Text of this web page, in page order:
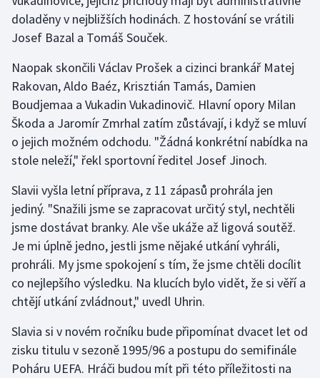
Stolní tenis
Triatlon
Veslování
Vodní slalom
Volejbal
Ostatní
doladěny v nejbližších hodinách. Z hostování se vrátili
Josef Bazal a Tomáš Souček.
Naopak skončili Václav Prošek a cizinci brankář Matej
Rakovan, Aldo Baéz, Krisztián Tamás, Damien
Boudjemaa a Vukadin Vukadinovič. Hlavní opory Milan
Škoda a Jaromír Zmrhal zatím zůstávají, i když se mluví
o jejich možném odchodu. "Žádná konkrétní nabídka na
stole neleží," řekl sportovní ředitel Josef Jinoch.
Slavii vyšla letní příprava, z 11 zápasů prohrála jen
jediný. "Snažili jsme se zapracovat určitý styl, nechtěli
jsme dostávat branky. Ale vše ukáže až ligová soutěž.
Je mi úplně jedno, jestli jsme nějaké utkání vyhráli,
prohráli. My jsme spokojení s tím, že jsme chtěli docílit
co nejlepšího výsledku. Na klucích bylo vidět, že si věří a
chtějí utkání zvládnout," uvedl Uhrin.
Slavia si v novém ročníku bude připomínat dvacet let od
zisku titulu v sezoně 1995/96 a postupu do semifinále
Poháru UEFA. Hráči budou mít při této příležitosti na